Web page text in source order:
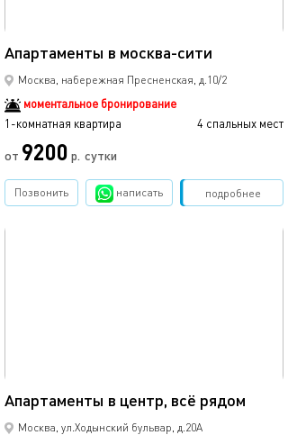
Апартаменты в москва-сити
Москва, набережная Пресненская, д.10/2
моментальное бронирование
1-комнатная квартира
4 спальных мест
от 9200 р. сутки
подробнее
Позвонить написать Забронировать
Апартаменты в центр, всё рядом
Москва, ул.Ходынский бульвар, д.20А